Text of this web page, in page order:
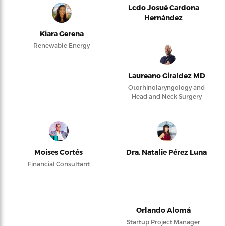
Kiara Gerena
Renewable Energy
Lcdo Josué Cardona
Hernández
Laureano Giraldez MD
Otorhinolaryngology and
Head and Neck Surgery
Moises Cortés
Financial Consultant
Dra. Natalie Pérez Luna
Orlando Alomá
Startup Project Manager